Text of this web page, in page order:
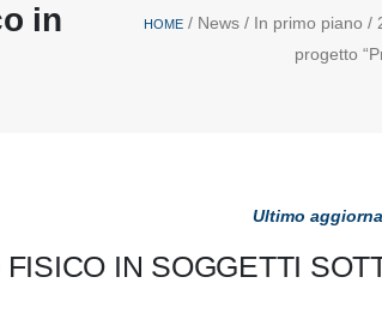
in
HOME / News / In primo piano /
progetto
Ultimo
IN SOGGETTI